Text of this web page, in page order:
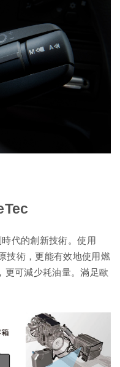
代的創新技術。使用
技術，更能有效地使用燃
更可減少耗油量。滿足歐